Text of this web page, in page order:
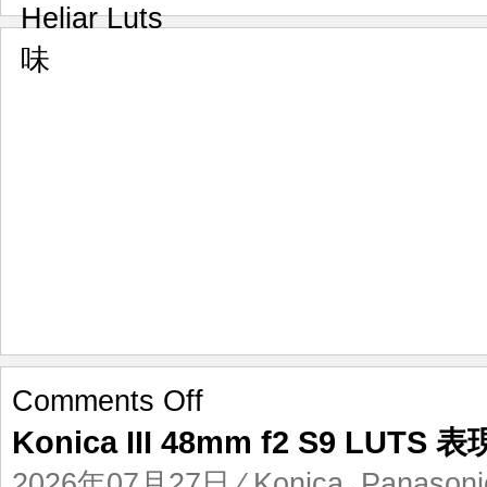
Comments Offon
III
Konica III 48mm f2 S9 LUTS 表